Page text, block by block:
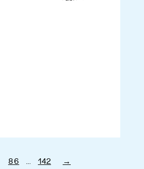
86 … 142 →